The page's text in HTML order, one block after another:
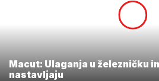
Macut: Ulaganja u železničku
nastavljaju